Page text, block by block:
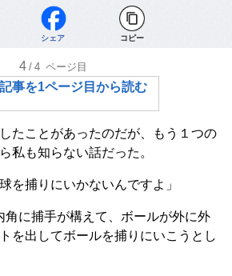
シェア コピー
4 /4 ページ目
事を1ページ目から読む
たことがあったのだが、もう１つの
私も知らない話だった。
を捕りにいかないんですよ」
角に捕手が構えて、ボールが外に外
を出してボールを捕りにいこうとし